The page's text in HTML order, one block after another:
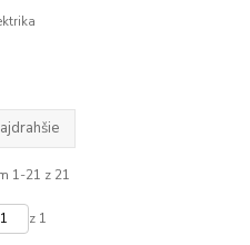
1-21 z 21
z 1